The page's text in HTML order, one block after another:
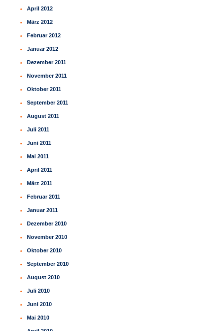
April 2012
März 2012
Februar 2012
Januar 2012
Dezember 2011
November 2011
Oktober 2011
September 2011
August 2011
Juli 2011
Juni 2011
Mai 2011
April 2011
März 2011
Februar 2011
Januar 2011
Dezember 2010
November 2010
Oktober 2010
September 2010
August 2010
Juli 2010
Juni 2010
Mai 2010